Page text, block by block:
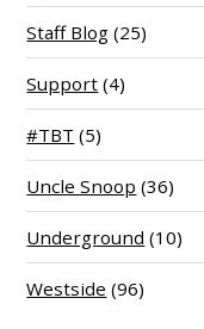
Staff Blog (25)
Support (4)
#TBT (5)
Uncle Snoop (36)
Underground (10)
Westside (96)